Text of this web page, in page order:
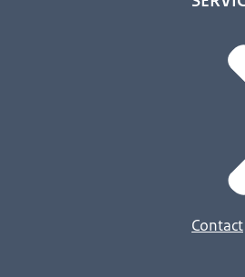
Contact